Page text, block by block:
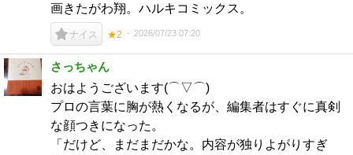
画きたがわ翔。ハルキコミックス。
ナイス ★2 2026/07/23 07:20
さっちゃん
おはようございます(⌒▽⌒)
プロの言葉に胸が熱くなるが、編集者はすぐに真剣
な顔つきになった。
「だけど、まだまだかな。内容が独りよがりすぎ